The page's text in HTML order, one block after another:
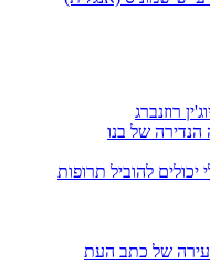
של בנו
להוביל תרופות
של כתב העת